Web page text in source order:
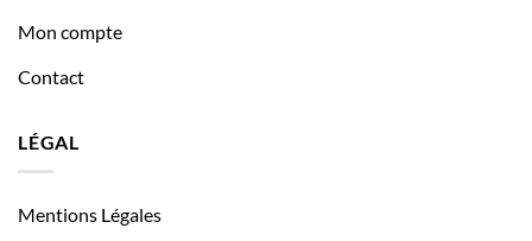
Mon compte
Contact
LÉGAL
Mentions Légales